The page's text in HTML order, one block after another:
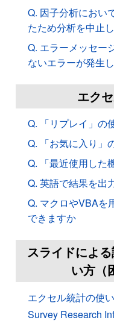
Q. 因子分析におい
たため分析を中止
Q. エラーメッセー
ないエラーが発生
エク
Q. 「リプレイ」の
Q. 「お気に入り」
Q. 「最近使用した
Q. 英語で結果を出
Q. マクロやVBAを
できますか
スライドによ
い方（
エクセル統計の使
Survey Research